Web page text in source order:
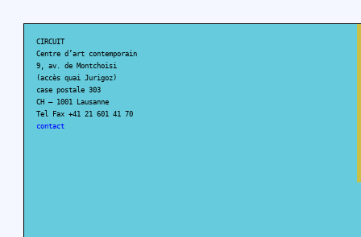
CIRCUIT
Centre d’art contemporain
9, av. de Montchoisi
(accès quai Jurigoz)
case postale 303
CH – 1001 Lausanne
Tel Fax +41 21 601 41 70
contact